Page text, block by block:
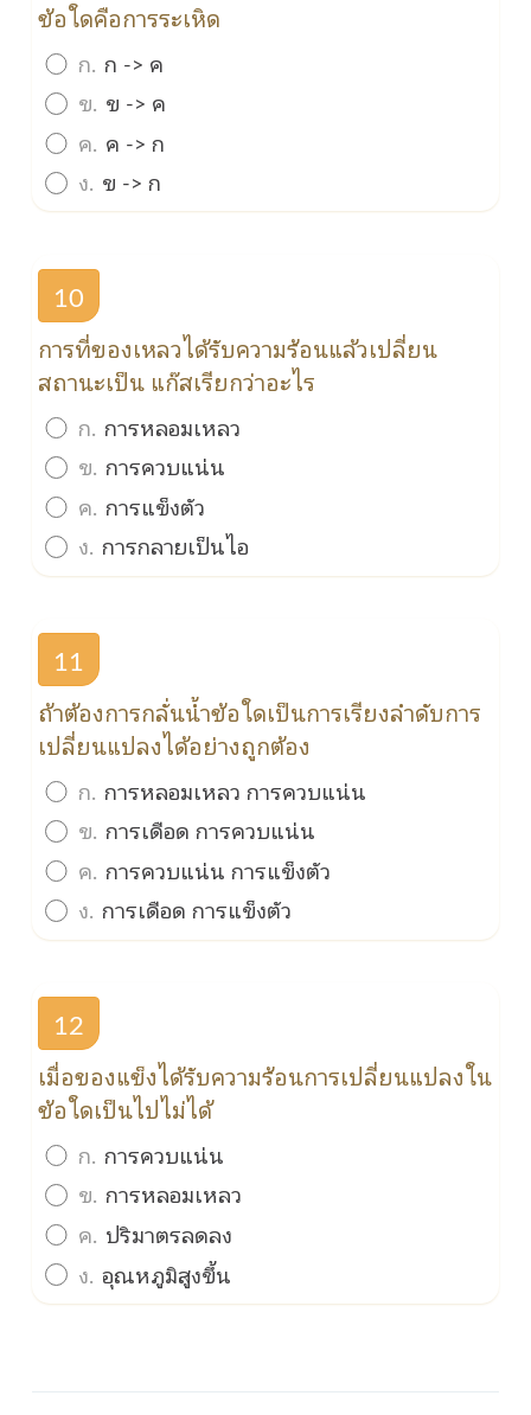
ข้อใดคือการระเหิด
ก. ก -> ค
ข. ข -> ค
ค. ค -> ก
ง. ข -> ก
10
การที่ของเหลวได้รับความร้อนแล้วเปลี่ยน
สถานะเป็น แก๊สเรียกว่าอะไร
ก. การหลอมเหลว
ข. การควบแน่น
ค. การแข็งตัว
ง. การกลายเป็นไอ
11
ถ้าต้องการกลั่นน้ำข้อใดเป็นการเรียงลำดับการ
เปลี่ยนแปลงได้อย่างถูกต้อง
ก. การหลอมเหลว การควบแน่น
ข. การเดือด การควบแน่น
ค. การควบแน่น การแข็งตัว
ง. การเดือด การแข็งตัว
12
เมื่อของแข็งได้รับความร้อนการเปลี่ยนแปลงใน
ข้อใดเป็นไปไม่ได้
ก. การควบแน่น
ข. การหลอมเหลว
ค. ปริมาตรลดลง
ง. อุณหภูมิสูงขึ้น